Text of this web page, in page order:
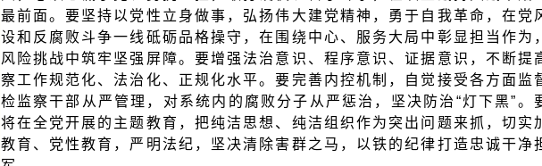
最前面。要坚持以党性立身做事，弘扬伟大建党精神，勇于自我革命，在党
设和反腐败斗争一线砥砺品格操守，在围绕中心、服务大局中彰显担当作为
风险挑战中筑牢坚强屏障。要增强法治意识、程序意识、证据意识，不断提
察工作规范化、法治化、正规化水平。要完善内控机制，自觉接受各方面监
检监察干部从严管理，对系统内的腐败分子从严惩治，坚决防治“灯下黑”。
将在全党开展的主题教育，把纯洁思想、纯洁组织作为突出问题来抓，切实
教育、党性教育，严明法纪，坚决清除害群之马，以铁的纪律打造忠诚干净